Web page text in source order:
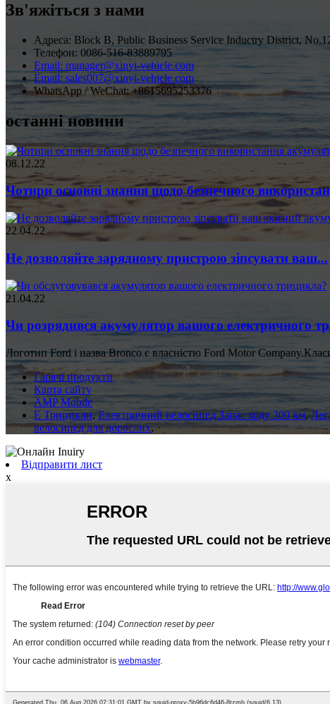
Зв'яжіться з нами
Адреса: Block B, Public Business Service Inductry District,
Телефон: 0086-516-83889795
Email: manager@xinyi-vehicle.com
Email: sales007@xinyi-vehicle.com
WhatsApp / WeChat: +8615695253376
останні новини
08.12.22
Чотири основні знання щодо безпечного
22.04.22
Не дозволяйте зарядному пристрою зіпсувати ваш...
21.04.22
Чи розрядився акумулятор вашого електричного
Логотип Ford і назва Bronco є власністю Ford Motor
Гарячі продукти
Карта сайту
AMP Mobile
E Трицикли,Електричний велосипед Запас ходу 300 км,
велосипед для дорослих,
Відправити лист
x